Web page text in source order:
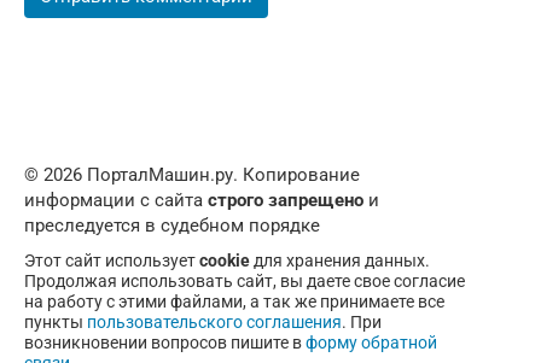
© 2026 ПорталМашин.ру. Копирование
информации с сайта строго запрещено и
преследуется в судебном порядке
Этот сайт используетcookie для хранения данных.
Продолжая использовать сайт, вы даете свое согласие
на работу с этими файлами, а так же принимаете все
пункты пользовательского соглашения. При
возникновении вопросов пишите вформу обратной